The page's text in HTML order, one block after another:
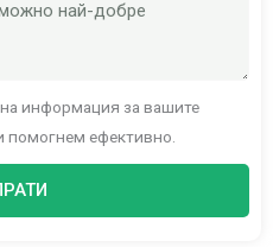
информация за вашите
помогнем ефективно.